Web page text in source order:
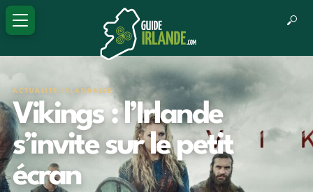
ACTUALITÉ IRLANDAISE
Vikings : l’Irlande
s’invite sur le petit
écran